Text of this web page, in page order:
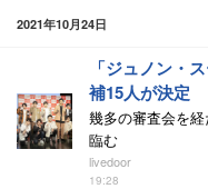
2021年10月24日
「ジュノン・
補15人が決定
幾多の審査会を
臨む
livedoor
19:28